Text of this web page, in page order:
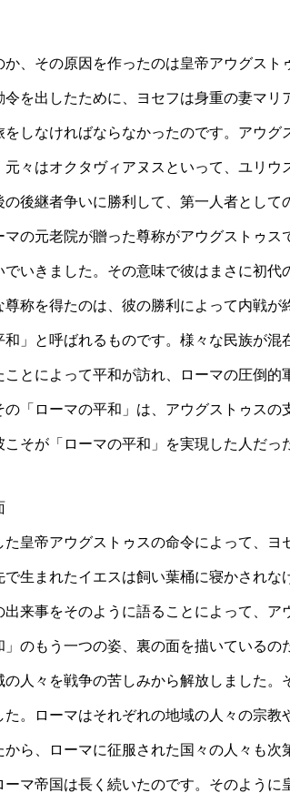
、その原因を作ったのは皇帝アウグスト
を出したために、ヨセフは身重の妻マリ
をしなければならなかったのです。アウグ
々はオクタヴィアヌスといって、ユリウ
の後継者争いに勝利して、第一人者として
の元老院が贈った尊称がアウグストゥス
いきました。その意味で彼はまさに初代
尊称を得たのは、彼の勝利によって内戦が
」と呼ばれるものです。様々な民族が混
とによって平和が訪れ、ローマの圧倒的
の「ローマの平和」は、アウグストゥスの
そが「ローマの平和」を実現した人だっ
皇帝アウグストゥスの命令によって、ヨ
生まれたイエスは飼い葉桶に寝かされな
来事をそのように語ることによって、ア
のもう一つの姿、裏の面を描いているの
人々を戦争の苦しみから解放しました。
。ローマはそれぞれの地域の人々の宗教
から、ローマに征服された国々の人々も次
マ帝国は長く続いたのです。そのように